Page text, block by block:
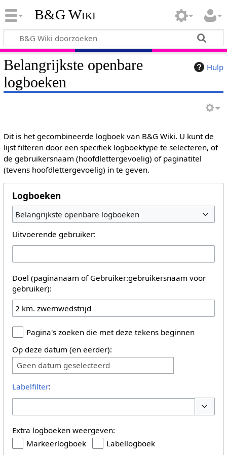
B&G Wiki
Hulp
Belangrijkste openbare
logboeken
Dit is het gecombineerde logboek van B&G Wiki. U kunt de
lijst filteren door een specifiek logboektype te selecteren, of
de gebruikersnaam (hoofdlettergevoelig) of paginatitel
(tevens hoofdlettergevoelig) in te geven.
Logboeken
Belangrijkste openbare logboeken
Uitvoerende gebruiker:
Doel (paginanaam of Gebruiker:gebruikersnaam voor
gebruiker):
Pagina's zoeken die met deze tekens beginnen
Op deze datum (en eerder):
Geen datum geselecteerd
Labelfilter:
Extra logboeken weergeven:
Markeerlogboek
Labellogboek